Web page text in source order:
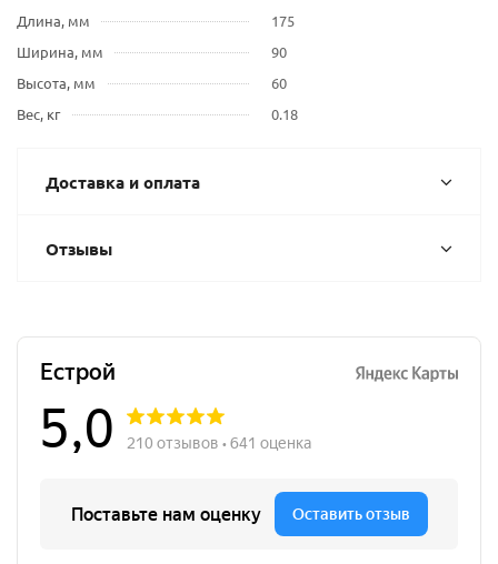
Длина, мм
175
Ширина, мм
90
Высота, мм
60
Вес, кг
0.18
Доставка и оплата
Отзывы